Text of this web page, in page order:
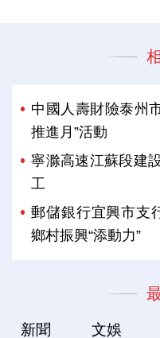
中國人壽財險泰州
推進月”活動
寧滁高速江蘇段建
工
郵儲銀行宜興市支
鄉村振興“添動力”
新聞 文娛